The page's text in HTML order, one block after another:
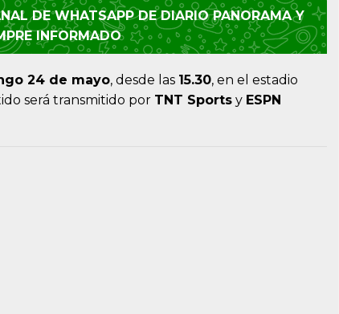
DE WHATSAPP DE DIARIO PANORAMA Y
INFORMADO
24 de mayo, desde las 15.30, en el estadio
será transmitido por TNT Sports y ESPN